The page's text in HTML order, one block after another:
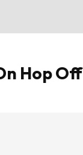
Hop Off